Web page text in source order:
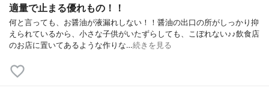
適量で止まる優れもの！！
何と言っても、お醤油が液漏れしない！！醤油の出口の所がしっかり抑
えられているから、小さな子供がいたずらしても、こぼれない♪♪飲食店
のお店に置いてあるような作りな…続きを見る